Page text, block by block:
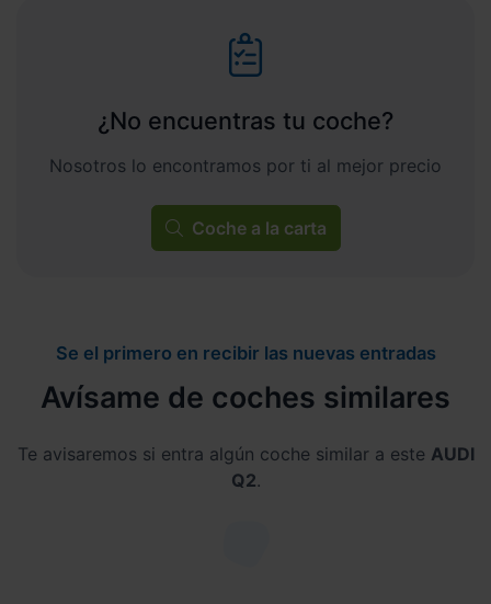
¿No encuentras tu coche?
Nosotros lo encontramos por ti al mejor precio
Coche a la carta
Se el primero en recibir las nuevas entradas
Avísame de coches similares
Te avisaremos si entra algún coche similar a este AUDI
Q2.